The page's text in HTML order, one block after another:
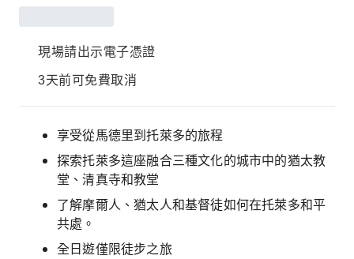
現場請出示電子憑證
3天前可免費取消
享受從馬德里到托萊多的旅程
探索托萊多這座融合三種文化的城市中的猶太教
堂、清真寺和教堂
了解摩爾人、猶太人和基督徒如何在托萊多和平
共處。
全日遊僅限徒步之旅